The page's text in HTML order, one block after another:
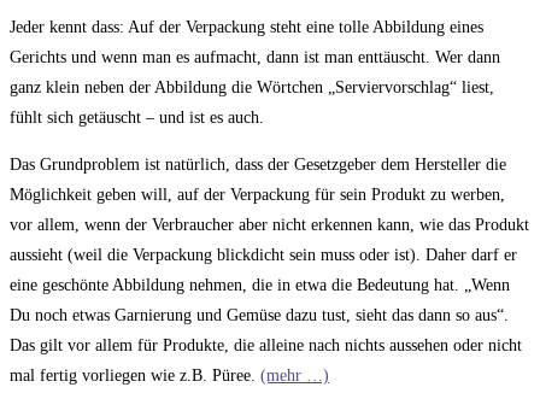
Jeder kennt dass: Auf der Verpackung steht eine tolle Abbildung eines
Gerichts und wenn man es aufmacht, dann ist man enttäuscht. Wer dann
ganz klein neben der Abbildung die Wörtchen „Serviervorschlag“ liest,
fühlt sich getäuscht – und ist es auch.
Das Grundproblem ist natürlich, dass der Gesetzgeber dem Hersteller die
Möglichkeit geben will, auf der Verpackung für sein Produkt zu werben,
vor allem, wenn der Verbraucher aber nicht erkennen kann, wie das Produkt
aussieht (weil die Verpackung blickdicht sein muss oder ist). Daher darf er
eine geschönte Abbildung nehmen, die in etwa die Bedeutung hat. „Wenn
Du noch etwas Garnierung und Gemüse dazu tust, sieht das dann so aus“.
Das gilt vor allem für Produkte, die alleine nach nichts aussehen oder nicht
mal fertig vorliegen wie z.B. Püree. (mehr …)